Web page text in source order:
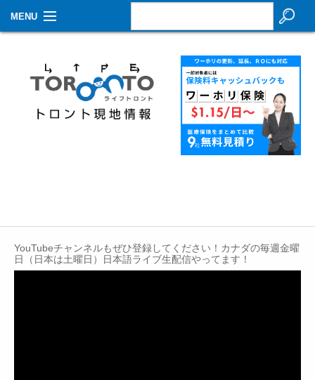
MENU
生活情報
その他
YouTubeチャンネルもぜひ登録してください！カナダの毎週金曜
日（日本は土曜日）日本語ライブ生配信やってます！